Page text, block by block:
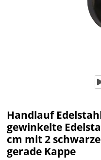
Handlauf
gewinkelte
cm mit 2
gerade Kappe